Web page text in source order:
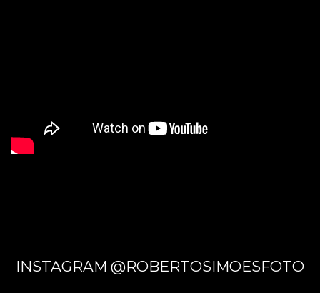
E - MS
INSTAGRAM @ROBERTOSIMOESFOTO